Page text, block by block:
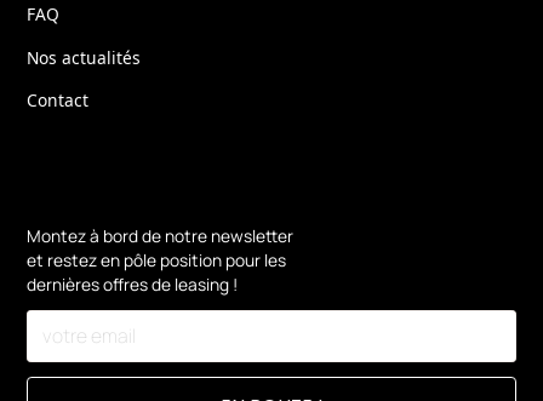
FAQ
Nos actualités
Contact
Montez à bord de notre newsletter
et restez en pôle position pour les
dernières offres de leasing !